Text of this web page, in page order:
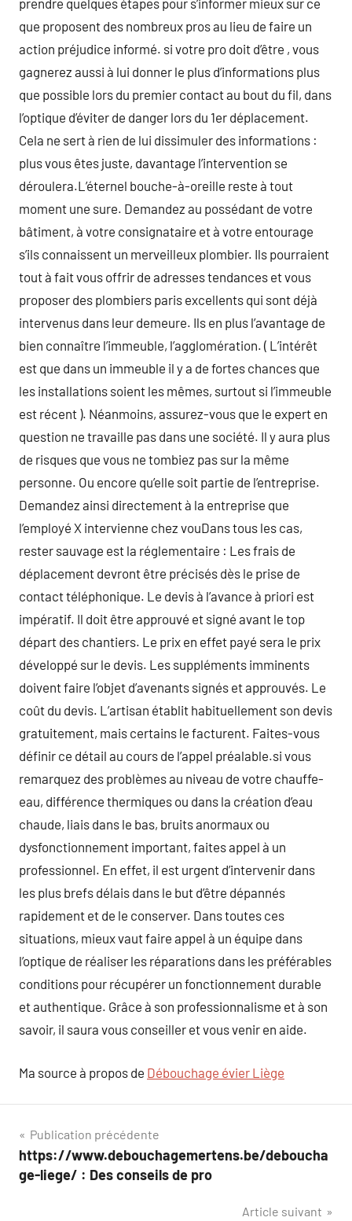
prendre quelques étapes pour s’informer mieux sur ce
que proposent des nombreux pros au lieu de faire un
action préjudice informé. si votre pro doit d’être , vous
gagnerez aussi à lui donner le plus d’informations plus
que possible lors du premier contact au bout du fil, dans
l’optique d’éviter de danger lors du 1er déplacement.
Cela ne sert à rien de lui dissimuler des informations :
plus vous êtes juste, davantage l’intervention se
déroulera.L’éternel bouche-à-oreille reste à tout
moment une sure. Demandez au possédant de votre
bâtiment, à votre consignataire et à votre entourage
s’ils connaissent un merveilleux plombier. Ils pourraient
tout à fait vous offrir de adresses tendances et vous
proposer des plombiers paris excellents qui sont déjà
intervenus dans leur demeure. Ils en plus l’avantage de
bien connaître l’immeuble, l’agglomération. ( L’intérêt
est que dans un immeuble il y a de fortes chances que
les installations soient les mêmes, surtout si l’immeuble
est récent ). Néanmoins, assurez-vous que le expert en
question ne travaille pas dans une société. Il y aura plus
de risques que vous ne tombiez pas sur la même
personne. Ou encore qu’elle soit partie de l’entreprise.
Demandez ainsi directement à la entreprise que
l’employé X intervienne chez vouDans tous les cas,
rester sauvage est la réglementaire : Les frais de
déplacement devront être précisés dès le prise de
contact téléphonique. Le devis à l’avance à priori est
impératif. Il doit être approuvé et signé avant le top
départ des chantiers. Le prix en effet payé sera le prix
développé sur le devis. Les suppléments imminents
doivent faire l’objet d’avenants signés et approuvés. Le
coût du devis. L’artisan établit habituellement son devis
gratuitement, mais certains le facturent. Faites-vous
définir ce détail au cours de l’appel préalable.si vous
remarquez des problèmes au niveau de votre chauffe-
eau, différence thermiques ou dans la création d’eau
chaude, liais dans le bas, bruits anormaux ou
dysfonctionnement important, faites appel à un
professionnel. En effet, il est urgent d’intervenir dans
les plus brefs délais dans le but d’être dépannés
rapidement et de le conserver. Dans toutes ces
situations, mieux vaut faire appel à un équipe dans
l’optique de réaliser les réparations dans les préférables
conditions pour récupérer un fonctionnement durable
et authentique. Grâce à son professionnalisme et à son
savoir, il saura vous conseiller et vous venir en aide.
Ma source à propos de Débouchage évier Liège
Navigation
de
Publication précédente
https://www.debouchagemertens.be/deboucha
ge-liege/ : Des conseils de pro
Article suivant